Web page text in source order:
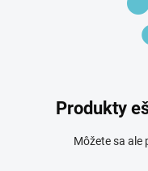
Produkty
Môžete sa ale